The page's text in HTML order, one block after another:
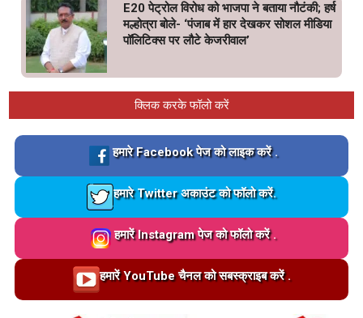
E20 पेट्रोल विरोध को भाजपा ने बताया नौटंकी; हर्ष
मल्होत्रा बोले- ‘पंजाब में हार देखकर सोशल मीडिया
पॉलिटिक्स पर लौटे केजरीवाल’
क्लिक करके फॉलो करें
Loading…
हमारे Facebook पेज को लाइक करें .
Loading…
हमारे Twitter अकाउंट को फॉलो करें.
Loading…
हमारें Instagram पेज को फॉलो करें .
Loading…हमारें YouTube चैनल को सबस्क्राइब करें .